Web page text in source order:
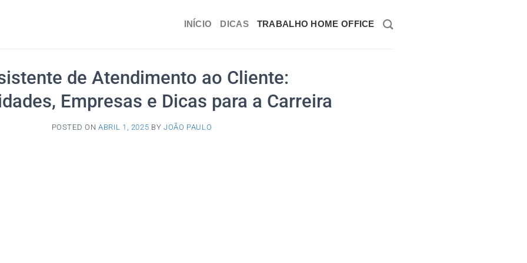
INÍCIO DICAS TRABALHO HOME OFFICE
de Atendimento ao Cliente:
Empresas e Dicas para a Carreira
POSTED ONABRIL 1, 2025 BY JOÃO PAULO